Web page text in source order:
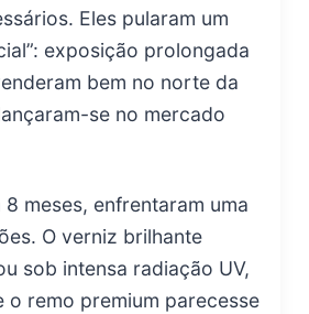
Eles pularam um
exposição prolongada
bem no norte da
se no mercado
8 meses, enfrentaram uma
O verniz brilhante
sob intensa radiação UV,
o remo premium parecesse